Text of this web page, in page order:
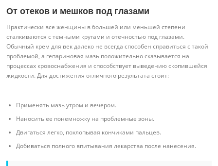
От отеков и мешков под глазами
Практически все женщины в большей или меньшей степени
сталкиваются с темными кругами и отечностью под глазами.
Обычный крем для век далеко не всегда способен справиться с такой
проблемой, а гепариновая мазь положительно сказывается на
процессах кровоснабжения и способствует выведению скопившейся
жидкости. Для достижения отличного результата стоит:
Применять мазь утром и вечером.
Наносить ее понемножку на проблемные зоны.
Двигаться легко, похлопывая кончиками пальцев.
Добиваться полного впитывания лекарства после нанесения.